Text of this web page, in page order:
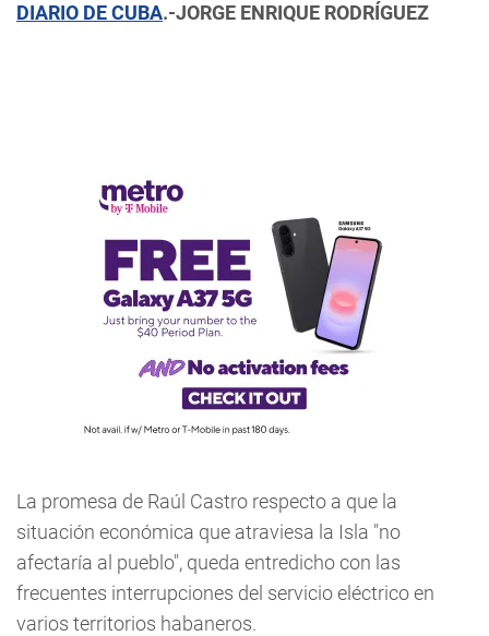
DIARIO DE CUBA.-JORGE ENRIQUE RODRÍGUEZ
La promesa de Raúl Castro respecto a que la
situación económica que atraviesa la Isla "no
afectaría al pueblo", queda entredicho con las
frecuentes interrupciones del servicio eléctrico en
varios territorios habaneros.